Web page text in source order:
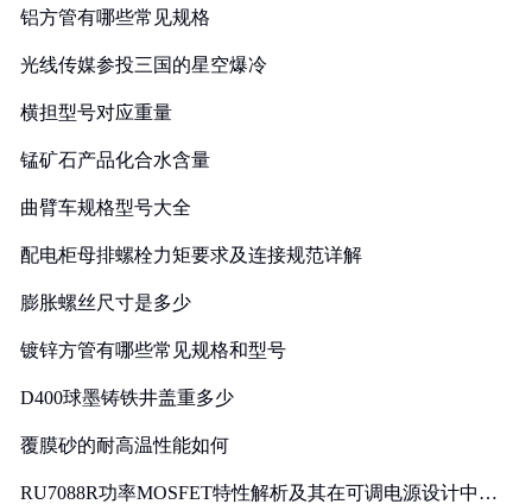
铝方管有哪些常见规格
光线传媒参投三国的星空爆冷
横担型号对应重量
锰矿石产品化合水含量
曲臂车规格型号大全
配电柜母排螺栓力矩要求及连接规范详解
膨胀螺丝尺寸是多少
镀锌方管有哪些常见规格和型号
D400球墨铸铁井盖重多少
覆膜砂的耐高温性能如何
RU7088R功率MOSFET特性解析及其在可调电源设计中的